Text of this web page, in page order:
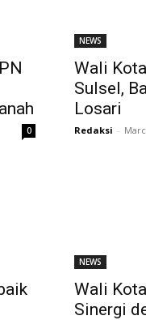
0
NEWS
Wali
Sulsel,
Losari
Redaksi -
NEWS
Wali
Sinergi